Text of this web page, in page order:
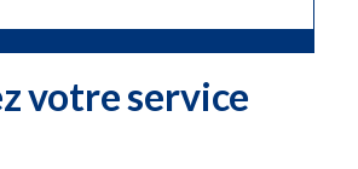
votre service